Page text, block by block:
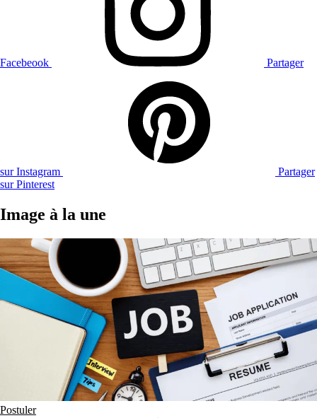
Facebeook Partager
sur Instagram
Partager
sur Pinterest
Image à la une
Postuler